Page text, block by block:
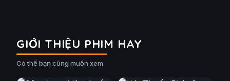
GIỚI THIỆU PHIM HAY
Có thể bạn cũng muốn xem